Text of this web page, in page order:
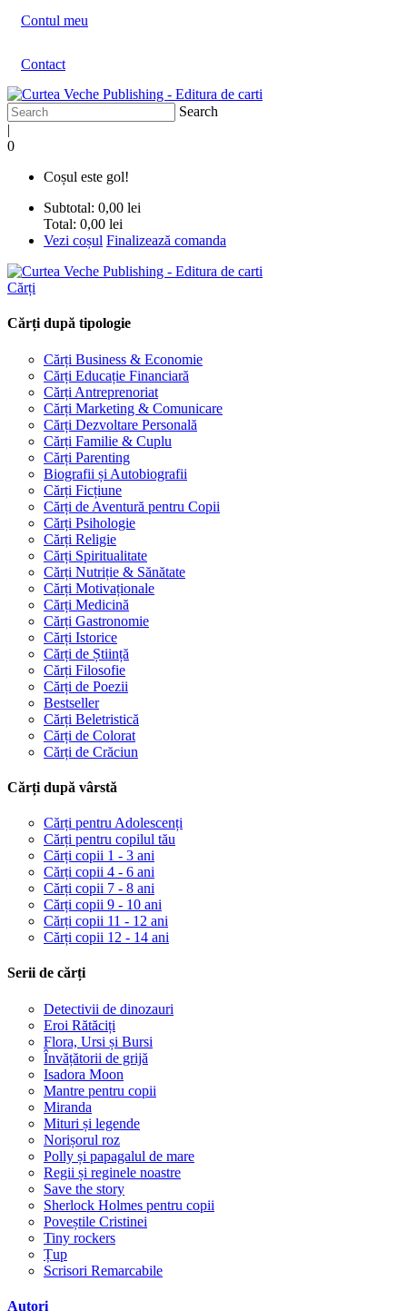
Contul meu
Contact
Search
|
0
Coșul este gol!
Subtotal: 0,00 lei
Total: 0,00 lei
Vezi coșul Finalizează comanda
Cărți
Cărți după tipologie
Cărți Business & Economie
Cărți Educație Financiară
Cărți Antreprenoriat
Cărți Marketing & Comunicare
Cărți Dezvoltare Personală
Cărți Familie & Cuplu
Cărți Parenting
Biografii și Autobiografii
Cărți Ficțiune
Cărți de Aventură pentru Copii
Cărți Psihologie
Cărți Religie
Cărți Spiritualitate
Cărți Nutriție & Sănătate
Cărți Motivaționale
Cărți Medicină
Cărți Gastronomie
Cărți Istorice
Cărți de Știință
Cărți Filosofie
Cărți de Poezii
Bestseller
Cărți Beletristică
Cărți de Colorat
Cărți de Crăciun
Cărți după vârstă
Cărți pentru Adolescenți
Cărți pentru copilul tău
Cărți copii 1 - 3 ani
Cărți copii 4 - 6 ani
Cărți copii 7 - 8 ani
Cărți copii 9 - 10 ani
Cărți copii 11 - 12 ani
Cărți copii 12 - 14 ani
Serii de cărți
Detectivii de dinozauri
Eroi Rătăciți
Flora, Ursi și Bursi
Învățătorii de grijă
Isadora Moon
Mantre pentru copii
Miranda
Mituri și legende
Norișorul roz
Polly și papagalul de mare
Regii și reginele noastre
Save the story
Sherlock Holmes pentru copii
Poveștile Cristinei
Tiny rockers
Țup
Scrisori Remarcabile
Autori